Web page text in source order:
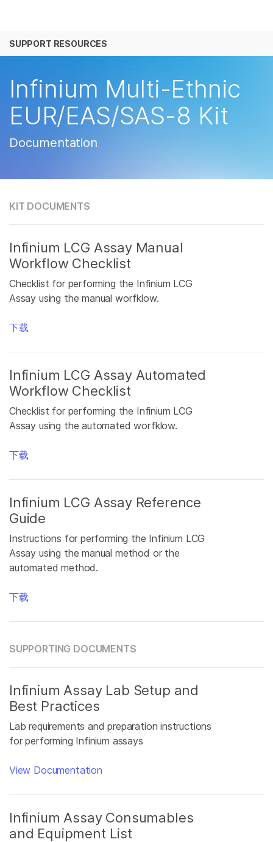
解决方案
公司
SUPPORT RESOURCES
Infinium Multi-Ethnic
EUR/EAS/SAS-8 Kit
Documentation
KIT DOCUMENTS
Infinium LCG Assay Manual
Workflow Checklist
Checklist for performing the Infinium LCG
Assay using the manual worfklow.
下载
Infinium LCG Assay Automated
Workflow Checklist
Checklist for performing the Infinium LCG
Assay using the automated worfklow.
下载
Infinium LCG Assay Reference
Guide
Instructions for performing the Infinium LCG
Assay using the manual method or the
automated method.
下载
SUPPORTING DOCUMENTS
Infinium Assay Lab Setup and
Best Practices
Lab requirements and preparation instructions
for performing Infinium assays
View Documentation
Infinium Assay Consumables
and Equipment List
查看更多相关内容。选择您感兴趣的领域:
微生物学
农业基因组学
复杂疾病
生殖健康